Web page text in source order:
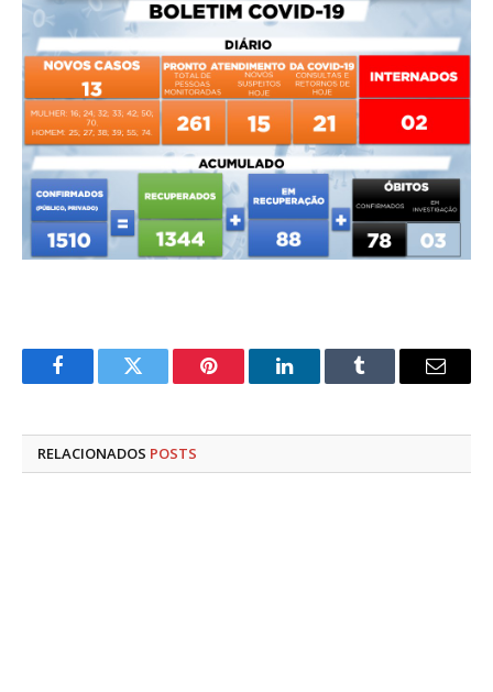
FacebookTwitter Pinterest LinkedInTumblr
E-
RELACIONADOS POSTS